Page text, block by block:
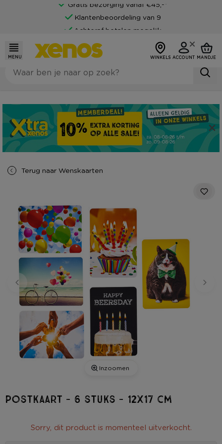
Gratis bezorging vanaf €45,-*
Klantenbeoordeling van 9
Achteraf betalen mogelijk
MENU WINKELS ACCOUNT MANDJE
Terug naar Wenskaarten
Inzoomen
Postkaart - 6 stuks - 12x17 cm
Sorry, dit product is momenteel uitverkocht.